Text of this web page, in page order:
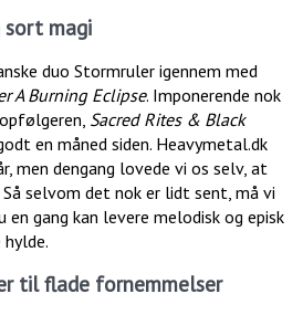
magi
duo Stormruler igennem med
A Burning Eclipse. Imponerende nok
Sacred Rites & Black
en måned siden. Heavymetal.dk
men dengang lovede vi os selv, at
selvom det nok er lidt sent, må vi
en gang kan levere melodisk og episk
til flade fornemmelser